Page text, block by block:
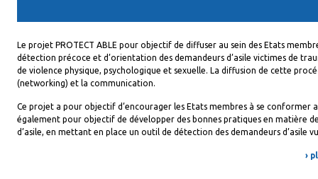
Le projet PROTECT ABLE pour objectif de diffuser au sein des Etats
détection précoce et d’orientation des demandeurs d’asile victimes de
de violence physique, psychologique et sexuelle. La diffusion de cette
(networking) et la communication.
Ce projet a pour objectif d’encourager les Etats membres à se conformer
également pour objectif de développer des bonnes pratiques en matière
d’asile, en mettant en place un outil de détection des demandeurs d’asile
›